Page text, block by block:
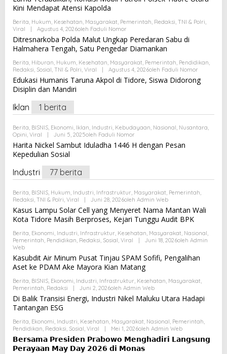
Kini Mendapat Atensi Kapolda
Berita, Hukum, Kesehatan, Masyarakat, Pemerintah, Redaksi, TNI & Polri,
Viral
Agustus 4, 2026Oleh Faduli Nomor
Ditresnarkoba Polda Malut Ungkap Peredaran Sabu di
Halmahera Tengah, Satu Pengedar Diamankan
Berita, Hiburan, Hukum, Kesehatan, Masyarakat, Pemerintah, Pendidikan,
Redaksi, Sosial, TNI & Polri, Viral Agustus 4, 2026Oleh Faduli Nomor
Edukasi Humanis Taruna Akpol di Tidore, Siswa Didorong
Disiplin dan Mandiri
Iklan 1 berita
Berita, BISNIS, Ekonomi, Iklan, Industri, Kebudayaan, Nasional, Nusantara,
Opini, Viral Juni 5, 2025Oleh Faduli Nomor
Harita Nickel Sambut Iduladha 1446 H dengan Pesan
Kepedulian Sosial
Industri 77 berita
Berita, BISNIS, Hukum, Industri, Infrastruktur, Masyarakat, Pemerintah,
Redaksi, TNI & Polri, Viral Juni 28, 2026Oleh Admin Web
Kasus Lampu Solar Cell yang Menyeret Nama Mantan Wali
Kota Tidore Masih Berproses, Kejari Tunggu Audit BPK
Berita, Ekonomi, Industri, Infrastruktur, Kesehatan, Masyarakat, Nasional,
Pemerintah, Pendidikan, Redaksi, Sosial, Viral Juni 18, 2026Oleh Admin
Web
Kasubdit Air Minum Pusat Tinjau SPAM Sofifi, Pengalihan
Aset ke PDAM Ake Mayora Kian Matang
Berita, BISNIS, Ekonomi, Industri, Infrastruktur, Kesehatan, Masyarakat,
Pemerintah, Redaksi Juni 2, 2026Oleh Admin Web
Di Balik Transisi Energi, Industri Nikel Maluku Utara Hadapi
Tantangan ESG
Berita, Ekonomi, Industri, Kesehatan, Masyarakat, Nasional, Pemerintah,
Pendidikan, Redaksi, Sosial, Viral Mei 1, 2026Oleh Admin Web
𝗕𝗲𝗿𝘀𝗮𝗺𝗮 𝗣𝗿𝗲𝘀𝗶𝗱𝗲𝗻 𝗣𝗿𝗮𝗯𝗼𝘄𝗼 𝗠𝗲𝗻𝗴𝗵𝗮𝗱𝗶𝗿𝗶 𝗟𝗮𝗻𝗴𝘀𝘂𝗻𝗴
𝗣𝗲𝗿𝗮𝘆𝗮𝗮𝗻 𝗠𝗮𝘆 𝗗𝗮𝘆 𝟮𝟬𝟮𝟲 𝗱𝗶 𝗠𝗼𝗻𝗮𝘀